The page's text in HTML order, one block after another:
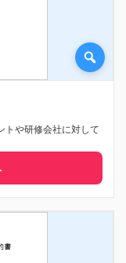
トや研修会社に対して